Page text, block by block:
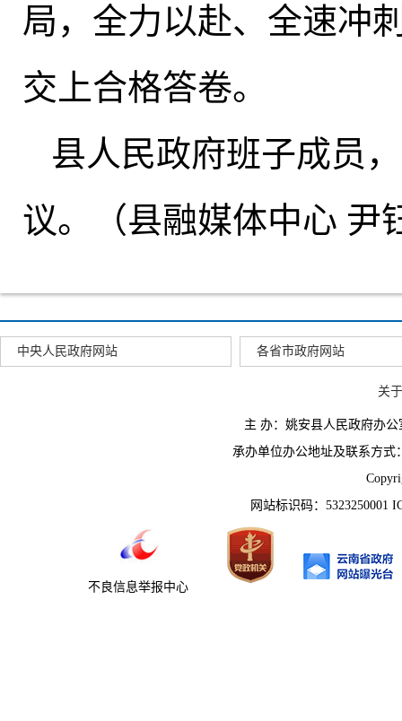
局，全力以赴、全速冲
交上合格答卷。
县人民政府班子成员 ，
议。（县融媒体中心 尹
中央人民政府网站 各省市政府网站
关
主 办：姚安县人民政府办
承办单位办公地址及联系方式
网站标识码：5323250001
不良信息举报中心